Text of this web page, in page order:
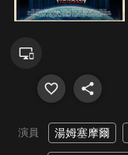
演員 湯姆塞摩爾